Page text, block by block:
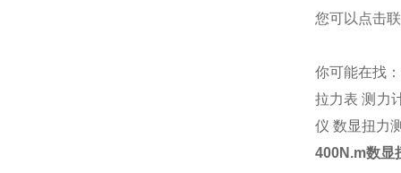
您可以点击
你可能在找：
拉力表 测力
仪 数显扭力
400N.m数显